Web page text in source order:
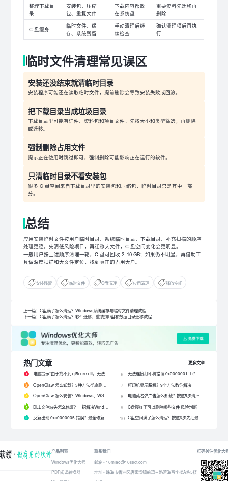
整理下载目
录
安装包、压缩
包、重复文件
下载内容都放
在系统盘
重要资料先迁移再
删除
C 盘瘦身
临时文件、缓
存、系统残留
手动清理后继
续检查
确认清理项后再执
行
临时文件清理常见误区
安装还没结束就清临时目录
安装程序可能还在读取临时文件，提前删除会导致安装失败或回滚。
把下载目录当成垃圾目录
下载目录里可能有证件、资料包和项目文件。先按大小和类型筛选，再删除
或迁移。
强制删除占用文件
提示正在使用时跳过即可，强制删除可能影响正在运行的软件。
只清临时目录不看安装包
很多 C 盘空间来自下载目录里的安装包和压缩包，临时目录只是其中一部
分。
总结
应用安装临时文件按用户临时目录、系统临时目录、下载目录、补充扫描的顺序
处理更稳。先清低风险项目，再迁移大文件，C 盘空间变化会更明显。
一般用户按上述顺序清理一轮，C 盘可回收 2–10 GB；如果仍不明显，再借助工
具做深度扫描和大文件定位，找到真正的占用大户。
安装残留 临时文件 C盘清理 应用清理 释放空间
上一篇：C盘满了怎么清理？Windows系统缓存与临时文件清理教程
下一篇：C盘满了怎么清理？软件迁移、重装到D盘和数据目录迁移教程
热门文章
更多文章
电脑提示“由于找不到 qt5core.dll，无法继续执行代码”？4 招快速修复！
OpenClaw 怎么卸载？3种方法彻底删除 OpenClaw 及残留数据
OpenClaw 怎么安装？Windows、WSL2 和网关配置完整教程
DLL文件缺失怎么修复？一招解决Windows启动报错问题！
反复出现 0xc0000005 错误？最全修复教程来了！
6 无法连接打印机错误 0x00000011b？解决0x00000011b错误的5种方法
7 打印机显示脱机？9个方法教你解决
8 电脑莫名弹广告怎么卸载？按这5步清掉问题软件
9 C盘爆红了可以删除哪些文件 风险判断
10 C盘空间满了怎么清理？按这6步先把最占空间的项目处理掉
产品列表
Windows优化大师
PDF阅读转换器
联系我们
邮箱 - 10miao@10sect.com
地址 - 珠海市香洲区唐家湾镇前湾三路滨海写字楼A栋5楼
扫码关注优化大